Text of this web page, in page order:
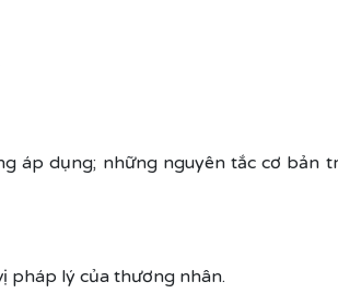
áp dụng; những nguyên tắc cơ
pháp lý của thương nhân.